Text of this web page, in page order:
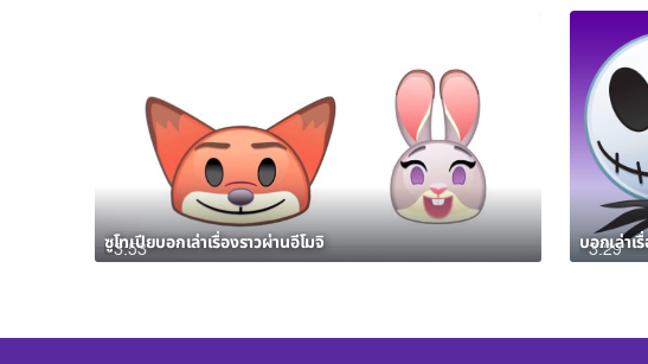
3:53
ซูโทเปียบอกเล่าเรื่องราวผ่านอีโมจิ 3:29